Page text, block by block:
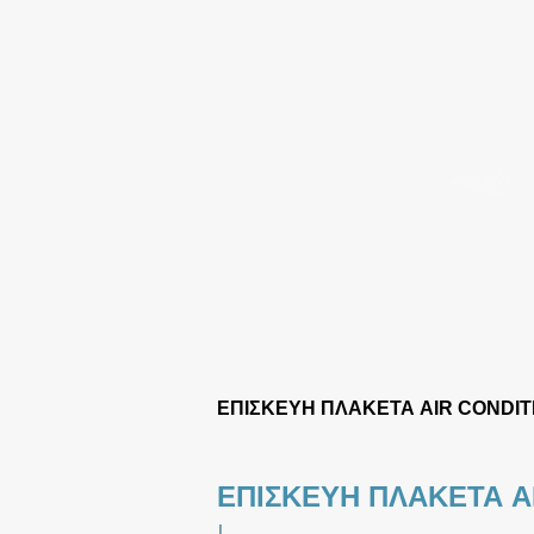
ΕΠΙΣΚΕΥΗ ΠΛΑΚΕΤΑ AIR
ΕΠΙΣΚΕΥΗ ΠΛΑΚΕΤΑ